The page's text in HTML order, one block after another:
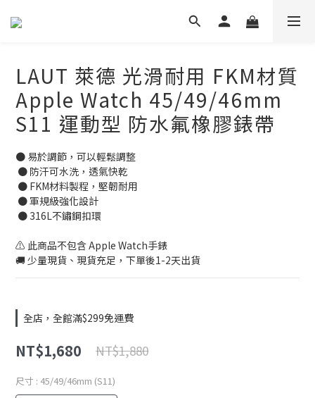
LAUT 萊德 光滑耐用 FKM材質
Apple Watch 45/49/46mm
S11 運動型 防水氟橡膠錶帶
● 易於調節，可以輕鬆調整
● 防汗可水洗，透氣快乾
● FKM材料製程，堅韌耐用
● 軍規級強化設計
● 316L不鏽鋼扣環
⚠️ 此商品不包含 Apple Watch手錶
🚚 少量現貨、現貨充足，下單後1-2天出貨
全店，全館滿$299免運費
NT$1,680 NT$1,880
尺寸 : 45/49/46mm (S11)